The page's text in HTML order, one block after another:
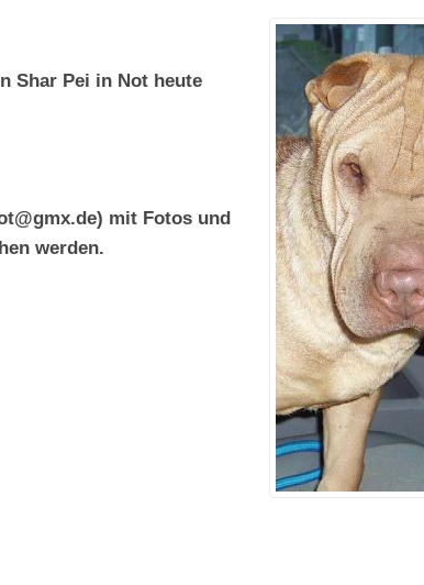
Shar Pei in Not heute
mit Fotos und
werden.